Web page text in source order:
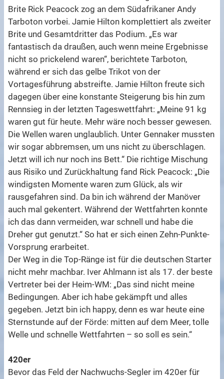
Brite Rick Peacock zog an dem Südafrikaner Andy
Tarboton vorbei. Jamie Hilton komplettiert als zweiter
Brite und Gesamtdritter das Podium. „Es war
fantastisch da draußen, auch wenn meine Ergebnisse
nicht so prickelend waren“, berichtete Tarboton,
während er sich das gelbe Trikot von der
Vortagesführung abstreifte. Jamie Hilton freute sich
dagegen über eine konstante Steigerung bis hin zum
Rennsieg in der letzten Tageswettfahrt: „Meine 91 kg
waren gut für heute. Mehr wäre noch besser gewesen.
Die Wellen waren unglaublich. Unter Gennaker mussten
wir sogar abbremsen, um uns nicht zu überschlagen.
Jetzt will ich nur noch ins Bett.“ Die richtige Mischung
aus Risiko und Zurückhaltung fand Rick Peacock: „Die
windigsten Momente waren zum Glück, als wir
rausgefahren sind. Da bin ich während der Manöver
auch mal gekentert. Während der Wettfahrten konnte
ich das dann vermeiden, war schnell und habe die
Dreher gut genutzt.“ So hat er sich einen Zehn-Punkte-
Vorsprung erarbeitet.
Der Weg in die Top-Ränge ist für die deutschen Starter
nicht mehr machbar. Iver Ahlmann ist als 17. der beste
Vertreter bei der Heim-WM: „Das sind nicht meine
Bedingungen. Aber ich habe gekämpft und alles
gegeben. Jetzt bin ich happy, denn es war heute eine
Sternstunde auf der Förde: mitten auf dem Meer, tolle
Welle und schnelle Wettfahrten – so soll es sein.“
420er
Bevor das Feld der Nachwuchs-Segler im 420er für